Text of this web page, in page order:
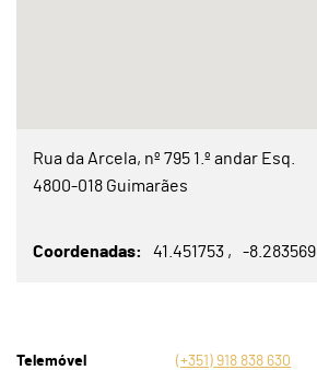
Rua da Arcela, nº 795 1.º andar Esq.
4800-018 Guimarães
Coordenadas 41.451753 -8.283569
Telemóvel (+351) 918 838 630